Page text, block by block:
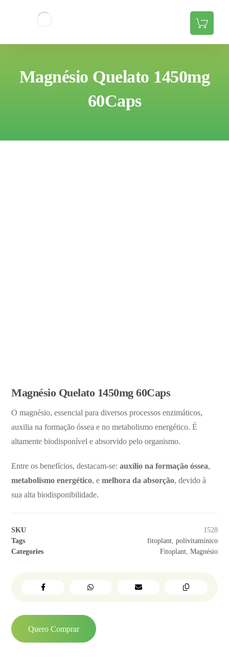
Magnésio Quelato 1450mg
60Caps
Magnésio Quelato 1450mg 60Caps
O magnésio, essencial para diversos processos enzimáticos,
auxilia na formação óssea e no metabolismo energético. É
altamente biodisponível e absorvido pelo organismo.
Entre os benefícios, destacam-se:auxílio na formação óssea,
metabolismo energético, emelhora da absorção, devido à
sua alta biodisponibilidade.
SKU
1528
Tags
fitoplant, polivitamínico
Categories
Fitoplant, Magnésio
Quero Comprar